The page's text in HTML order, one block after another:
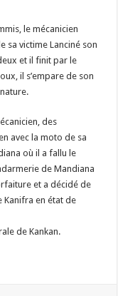
le mécanicien
sa victime Lanciné son
et il finit par le
il s’empare de son
des
avec la moto de sa
où il a fallu le
de Mandiana
et a décidé de
Kanifra en état de
de Kankan.